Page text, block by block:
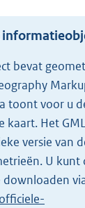
s
r
o
t
t
e
2
1
9
bevat
toont voor u
kaart. Het
versie van
U kunt